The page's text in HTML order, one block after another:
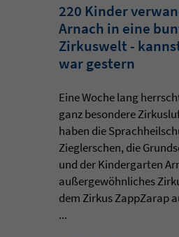
220 Kinder
Arnach in eine
Zirkuswelt -
war gestern
Eine Woche lang
ganz besondere
haben die
Zieglerschen, die
und der Kindergarten
außergewöhnliches
dem Zirkus ZappZarap
...